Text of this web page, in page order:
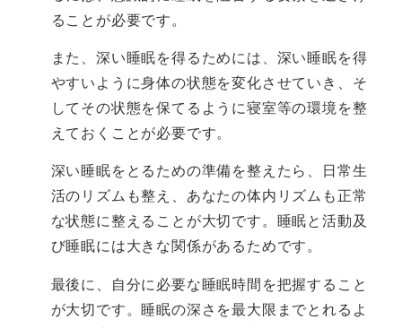
ることが必要です。
また、深い睡眠を得るためには、深い睡眠を得
やすいように身体の状態を変化させていき、そ
してその状態を保てるように寝室等の環境を整
えておくことが必要です。
深い睡眠をとるための準備を整えたら、日常生
活のリズムも整え、あなたの体内リズムも正常
な状態に整えることが大切です。睡眠と活動及
び睡眠には大きな関係があるためです。
最後に、自分に必要な睡眠時間を把握すること
が大切です。睡眠の深さを最大限までとれるよ